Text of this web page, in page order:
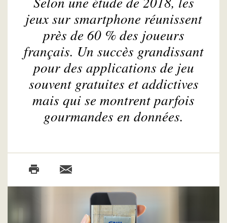
jeux sur smartphone réunissent
près de 60 % des joueurs
français. Un succès grandissant
pour des applications de jeu
souvent gratuites et addictives
mais qui se montrent parfois
gourmandes en données.